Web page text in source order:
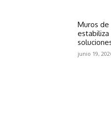
Muros de
estabiliza
junio 19,